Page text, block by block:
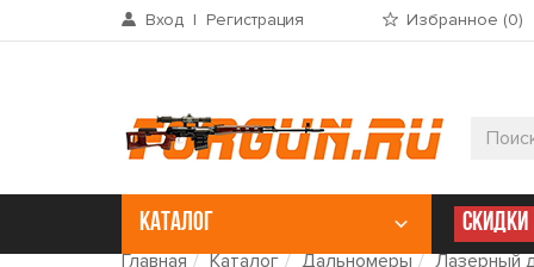
Вход | Регистрация Избранное (0)
КАТАЛОГ СКИДКИ
Главная Каталог Дальномеры Лазерный